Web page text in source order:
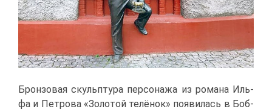
Брон­зо­вая скульп­ту­ра пер­со­на­жа из ро­ма­на Иль­
фа и Пет­ро­ва «Зо­ло­той те­лё­нок» по­яви­лась в Боб­